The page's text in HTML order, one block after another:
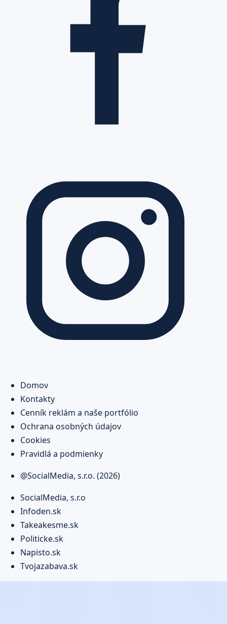
Domov
Kontakty
Cenník reklám a naše portfólio
Ochrana osobných údajov
Cookies
Pravidlá a podmienky
@SocialMedia, s.r.o. (2026)
SocialMedia, s.r.o
Infoden.sk
Takeakesme.sk
Politicke.sk
Napisto.sk
Tvojazabava.sk